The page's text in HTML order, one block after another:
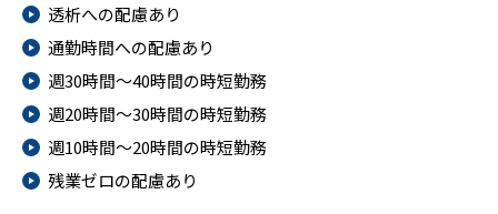
透析への配慮あり
通勤時間への配慮あり
週30時間～40時間の時短勤務
週20時間～30時間の時短勤務
週10時間～20時間の時短勤務
残業ゼロの配慮あり